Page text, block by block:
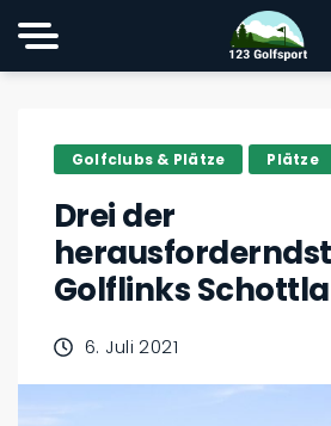
Golfclubs & Plätze Plätze
Drei der
Golflinks
6. Juli 2021